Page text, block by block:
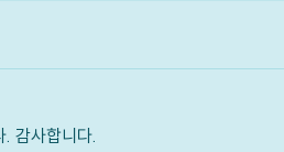
감사합니다.